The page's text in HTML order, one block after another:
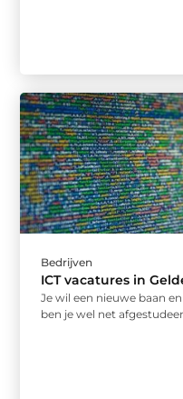
Bedrijven
ICT vacatures in
Je wil een nieuwe baan
ben je wel net